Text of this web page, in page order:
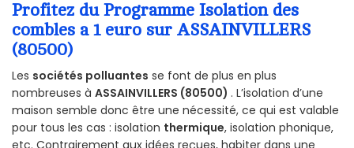
Profitez du Programme Isolation des
combles a 1 euro sur ASSAINVILLERS
(80500)
Les sociétés polluantes se font de plus en plus
nombreuses à ASSAINVILLERS (80500) . L’isolation d’une
maison semble donc être une nécessité, ce qui est valable
pour tous les cas : isolation thermique, isolation phonique,